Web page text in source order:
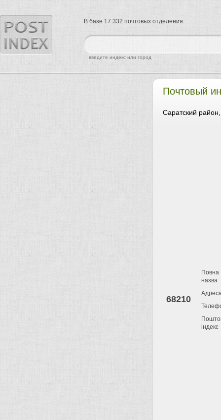
Почтовый
Саратский
68210
Повна
назва
індекс
найти
введите индекс или город
В базе 17 332 почтовых отделения